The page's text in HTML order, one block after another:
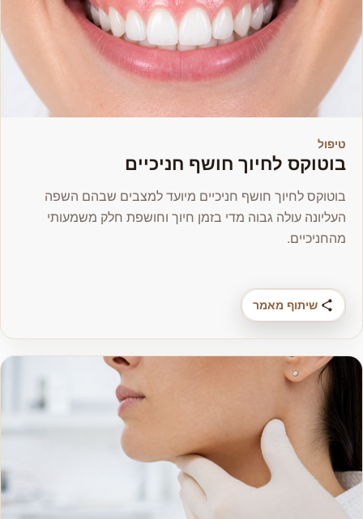
טיפול
בוטוקס לחיוך חושף חניכיים
בוטוקס לחיוך חושף חניכיים מיועד למצבים שבהם השפה
העליונה עולה גבוה מדי בזמן חיוך וחושפת חלק משמעותי
מהחניכיים.
שיתוף מאמר